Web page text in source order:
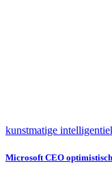
kunstmatige intelligentie
Microsoft CEO